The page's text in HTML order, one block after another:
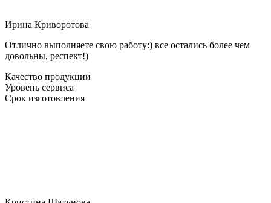
Ирина Криворотова
Отлично выполняете свою работу:) все остались более чем
довольны, респект!)
Качество продукции
Уровень сервиса
Срок изготовления